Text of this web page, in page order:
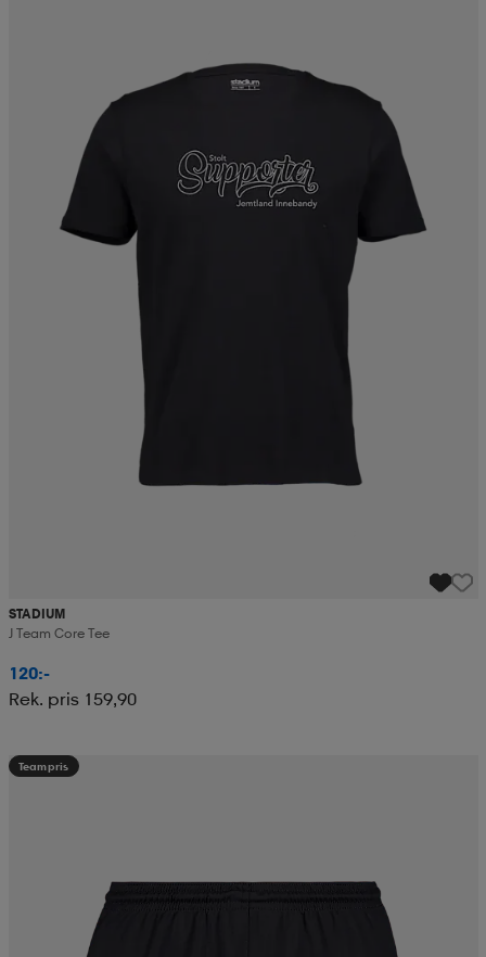
STADIUM
J Team Core Tee
120:-
Rek. pris 159,90
Teampris